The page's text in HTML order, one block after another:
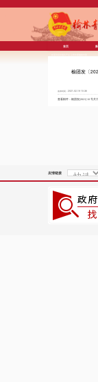
欢迎访问中国共产主义青年团榆林市委
首页
榆团发〔
发布时间：2021-02-19 10:36
查看附件： 榆团发[2021] 10 号关
友情链接